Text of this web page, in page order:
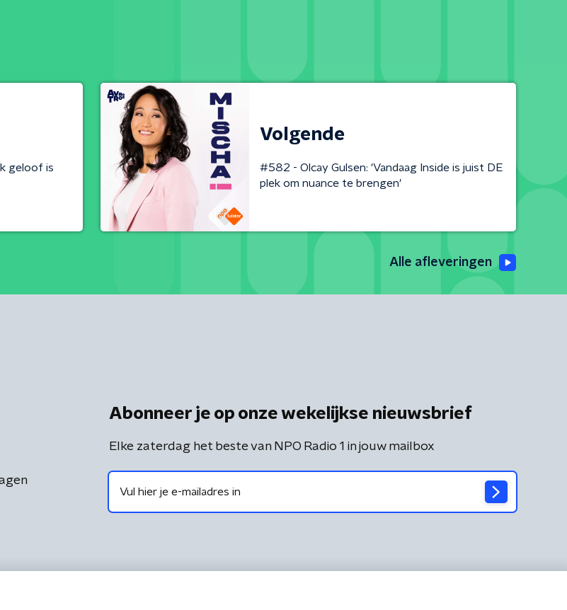
geloof is
Volgende
#582 - Olcay Gulsen: 'Vandaag Inside is juist DE
plek om nuance te brengen'
Alle afleveringen
Abonneer je op onze wekelijkse nieuwsbrief
Elke zaterdag het beste van NPO Radio 1 in jouw mailbox